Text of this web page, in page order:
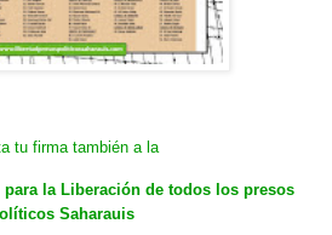
tu firma también a la
para la Liberación de todos los presos
Saharauis